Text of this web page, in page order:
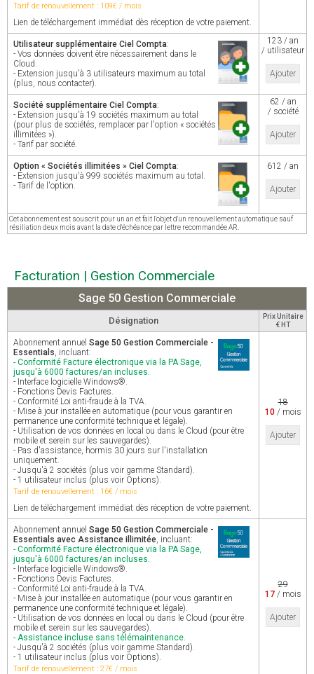
Tarif de renouvellement : 109€ / mois
Lien de téléchargement immédiat dès réception de votre paiement.
Utilisateur supplémentaire Ciel Compta:
- Vos données doivent être nécessairement dans le
Cloud.
- Extension jusqu'à 3 utilisateurs maximum au total
(plus, nous contacter).
123 / an
/ utilisateur
Ajouter
Société supplémentaire Ciel Compta:
- Extension jusqu'à 19 sociétés maximum au total
(pour plus de sociétés, remplacer par l'option « sociétés
illimitées »).
- Tarif par société.
62 / an
/ société
Ajouter
Option « Sociétés illimitées » Ciel Compta:
- Extension jusqu'à 999 sociétés maximum au total.
- Tarif de l'option.
612 / an
Ajouter
Cet abonnement est souscrit pour un an et fait l'objet d'un renouvellement automatique sauf
résiliation deux mois avant la date d'échéance par lettre recommandée AR.
Facturation | Gestion Commerciale
Sage 50 Gestion Commerciale
Désignation
Prix Unitaire
€ HT
Abonnement annuel Sage 50 Gestion Commerciale -
Essentials, incluant:
- Conformité Facture électronique via la PA Sage,
jusqu'à 6000 factures/an incluses.
- Interface logicielle Windows®.
- Fonctions Devis Factures.
- Conformité Loi anti-fraude à la TVA.
- Mise à jour installée en automatique (pour vous garantir en
permanence une conformité technique et légale).
- Utilisation de vos données en local ou dans le Cloud (pour être
mobile et serein sur les sauvegardes).
- Pas d'assistance, hormis 30 jours sur l'installation
uniquement.
- Jusqu'à 2 sociétés (plus voir gamme Standard).
- 1 utilisateur inclus (plus voir Options).
Tarif de renouvellement : 16€ / mois
Lien de téléchargement immédiat dès réception de votre paiement.
18
10/ mois
Ajouter
Abonnement annuel Sage 50 Gestion Commerciale -
Essentials avec Assistance illimitée, incluant:
- Conformité Facture électronique via la PA Sage,
jusqu'à 6000 factures/an incluses.
- Interface logicielle Windows®.
- Fonctions Devis Factures.
- Conformité Loi anti-fraude à la TVA.
- Mise à jour installée en automatique (pour vous garantir en
permanence une conformité technique et légale).
- Utilisation de vos données en local ou dans le Cloud (pour être
mobile et serein sur les sauvegardes).
- Assistance incluse sans télémaintenance.
- Jusqu'à 2 sociétés (plus voir gamme Standard).
- 1 utilisateur inclus (plus voir Options).
Tarif de renouvellement : 27€ / mois
29
17/ mois
Ajouter